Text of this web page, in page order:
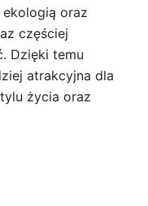
oraz
częściej
Dzięki temu
atrakcyjna dla
życia oraz